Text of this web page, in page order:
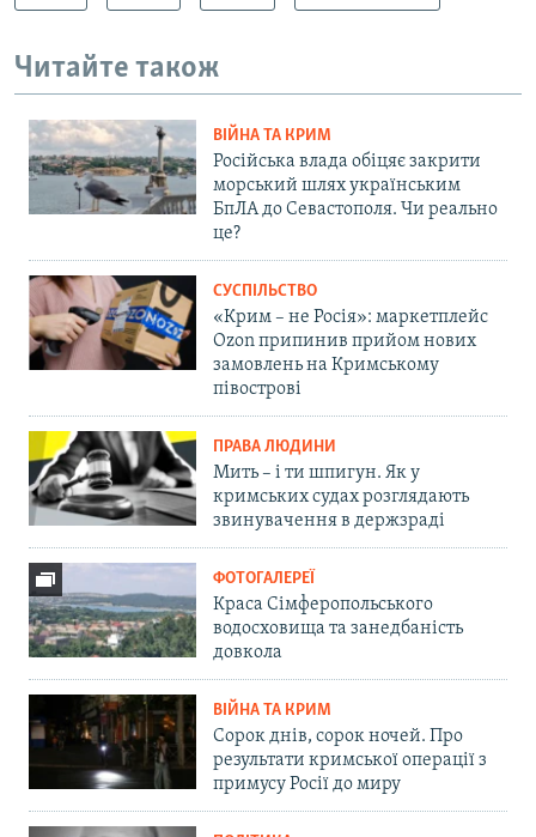
Читайте також
ВІЙНА ТА КРИМ
Російська влада обіцяє закрити
морський шлях українським
БпЛА до Севастополя. Чи реально
це?
СУСПІЛЬСТВО
«Крим – не Росія»: маркетплейс
Ozon припинив прийом нових
замовлень на Кримському
півострові
ПРАВА ЛЮДИНИ
Мить – і ти шпигун. Як у
кримських судах розглядають
звинувачення в держзраді
ФОТОГАЛЕРЕЇ
Краса Сімферопольського
водосховища та занедбаність
довкола
ВІЙНА ТА КРИМ
Сорок днів, сорок ночей. Про
результати кримської операції з
примусу Росії до миру